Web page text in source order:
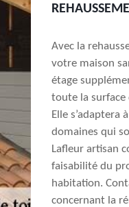
Avec la
votre maison
étage
toute la surface
Elle s’adaptera
domaines qui
Lafleur artisan
faisabilité du
habitation.
concernant la